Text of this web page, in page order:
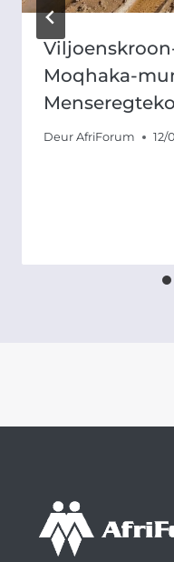
Moqhaka-
Deur AfriForum 12/